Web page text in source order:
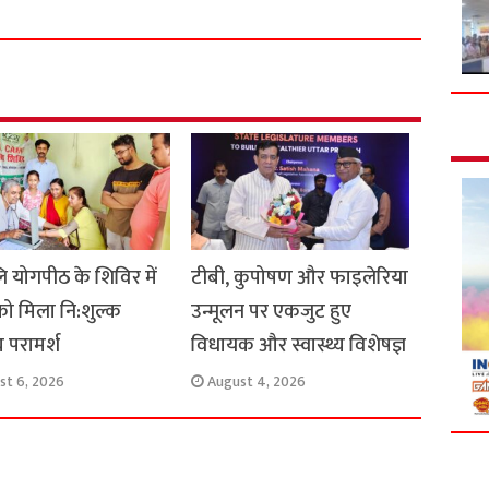
योगपीठ के शिविर में
मिला नि:शुल्क
परामर्श
6, 2026
टीबी, कुपोषण और फाइलेरिया
उन्मूलन पर एकजुट हुए
विधायक और स्वास्थ्य विशेषज्ञ
August 4, 2026